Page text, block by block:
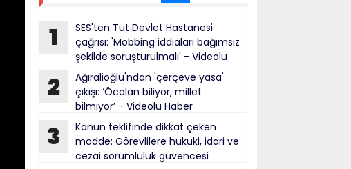
1
SES'ten Tut Devlet Hastanesi
çağrısı: 'Mobbing iddiaları bağımsız
şekilde soruşturulmalı' - Videolu
2
Ağıralioğlu'ndan 'çerçeve yasa'
çıkışı: ‘Öcalan biliyor, millet
bilmiyor’ - Videolu Haber
3
Kanun teklifinde dikkat çeken
madde: Görevlilere hukuki, idari ve
cezai sorumluluk güvencesi